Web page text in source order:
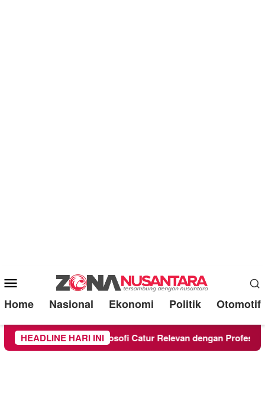
Mobile
Menu
Home Nasional Ekonomi Politik Otomotif
HEADLINE HARI INI
Catur Bahagia, Filosofi Catur Relevan dengan Profesi